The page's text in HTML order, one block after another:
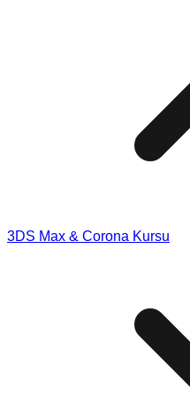
3DS Max & Corona Kursu